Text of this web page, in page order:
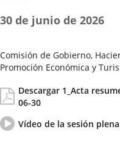
Comisión de Gobierno,
Promoción Económica y
de
la
Sesión
30 de junio de 2026
Descargar 1_Acta
06-30
Vídeo
del
Vídeo de la sesión